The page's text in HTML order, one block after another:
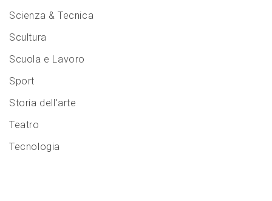
Scienza & Tecnica
Scultura
Scuola e Lavoro
Sport
Storia dell'arte
Teatro
Tecnologia